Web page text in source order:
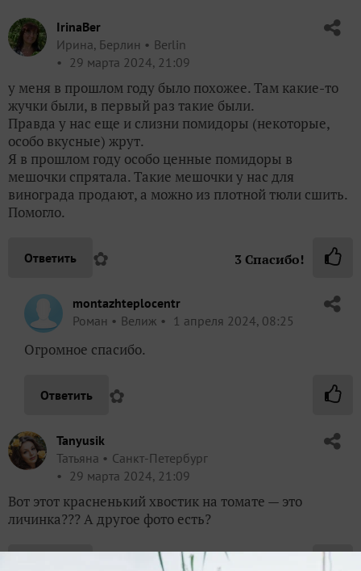
IrinaBer
Ирина, Берлин
Berlin
29 марта 2024, 21:09
у меня в прошлом году было похожее. Там какие-то
жучки были, в первый раз такие были.
Правда у нас еще и слизни помидоры (некоторые,
особо вкусные) жрут.
Я в прошлом году особо ценные помидоры в
мешочки спрятала. Такие мешочки у нас для
винограда продают, а можно из плотной тюли сшить.
Помогло.
Ответить ✿ 3 Спасибо!
montazhteplocentr
Роман
Велиж 1 апреля 2024, 08:25
Огромное спасибо.
Ответить ✿
Tanyusik
Татьяна
Санкт-Петербург
29 марта 2024, 21:09
Вот этот красненький хвостик на томате — это
личинка??? А другое фото есть?